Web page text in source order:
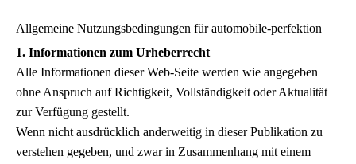
Allgemeine Nutzungsbedingungen für automobile-perfektion
1. Informationen zum Urheberrecht
Alle Informationen dieser Web-Seite werden wie angegeben
ohne Anspruch auf Richtigkeit, Vollständigkeit oder Aktualität
zur Verfügung gestellt.
Wenn nicht ausdrücklich anderweitig in dieser Publikation zu
verstehen gegeben, und zwar in Zusammenhang mit einem